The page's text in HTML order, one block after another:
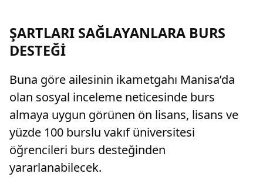
alınmasını kararlaştırdı.
ŞARTLARI SAĞLAYANLARA BURS
DESTEĞİ
Buna göre ailesinin ikametgahı Manisa’da
olan sosyal inceleme neticesinde burs
almaya uygun görünen ön lisans, lisans ve
yüzde 100 burslu vakıf üniversitesi
öğrencileri burs desteğinden
yararlanabilecek.